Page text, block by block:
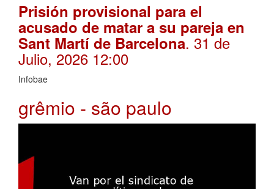
Prisión provisional para el
acusado de matar a su pareja en
Sant Martí de Barcelona. 31 de
Julio, 2026 12:00
Infobae
grêmio - são paulo